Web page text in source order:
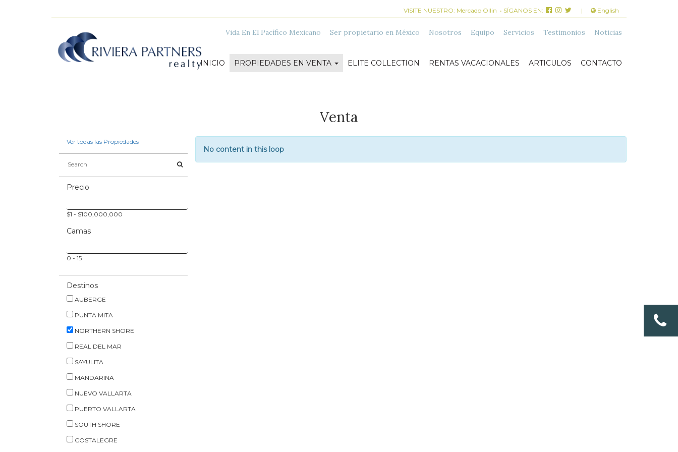
VISITE NUESTRO: Mercado Ollin • SÍGANOS EN: | English
Vida En El Pacífico Mexicano Ser propietario en México Nosotros Equipo Servicios Testimonios Noticias
INICIO PROPIEDADES EN VENTA ELITE COLLECTION RENTAS VACACIONALES ARTICULOS CONTACTO
Venta
Ver todas las Propiedades
Precio
$1 - $100,000,000
Camas
0 - 15
Destinos
AUBERGE
PUNTA MITA
NORTHERN SHORE
REAL DEL MAR
SAYULITA
MANDARINA
NUEVO VALLARTA
PUERTO VALLARTA
SOUTH SHORE
COSTALEGRE
No content in this loop